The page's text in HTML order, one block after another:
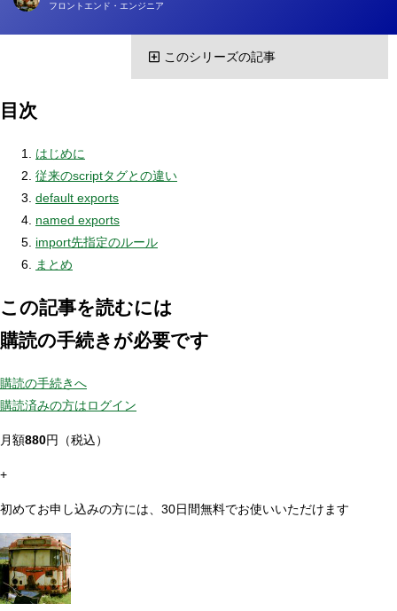
フロントエンド・エンジニア
このシリーズの記事
目次
はじめに
従来のscriptタグとの違い
default exports
named exports
import先指定のルール
まとめ
この記事を読むには
購読の手続きが必要です
購読の手続きへ
購読済みの方はログイン
月額880円（税込）
+
初めてお申し込みの方には、30日間無料でお使いいただけます